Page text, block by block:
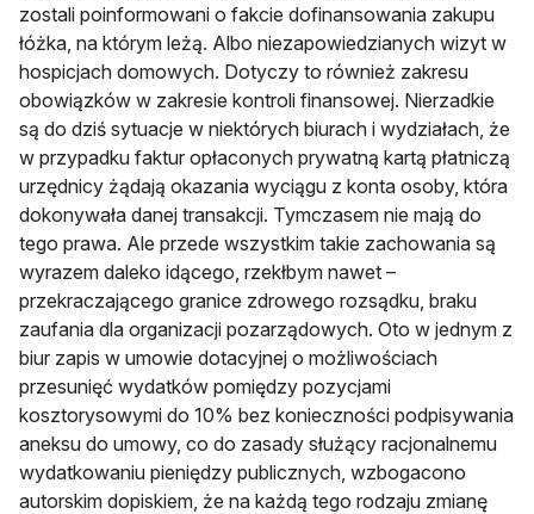
zostali poinformowani o fakcie dofinansowania zakupu
łóżka, na którym leżą. Albo niezapowiedzianych wizyt w
hospicjach domowych. Dotyczy to również zakresu
obowiązków w zakresie kontroli finansowej. Nierzadkie
są do dziś sytuacje w niektórych biurach i wydziałach, że
w przypadku faktur opłaconych prywatną kartą płatniczą
urzędnicy żądają okazania wyciągu z konta osoby, która
dokonywała danej transakcji. Tymczasem nie mają do
tego prawa. Ale przede wszystkim takie zachowania są
wyrazem daleko idącego, rzekłbym nawet –
przekraczającego granice zdrowego rozsądku, braku
zaufania dla organizacji pozarządowych. Oto w jednym z
biur zapis w umowie dotacyjnej o możliwościach
przesunięć wydatków pomiędzy pozycjami
kosztorysowymi do 10% bez konieczności podpisywania
aneksu do umowy, co do zasady służący racjonalnemu
wydatkowaniu pieniędzy publicznych, wzbogacono
autorskim dopiskiem, że na każdą tego rodzaju zmianę